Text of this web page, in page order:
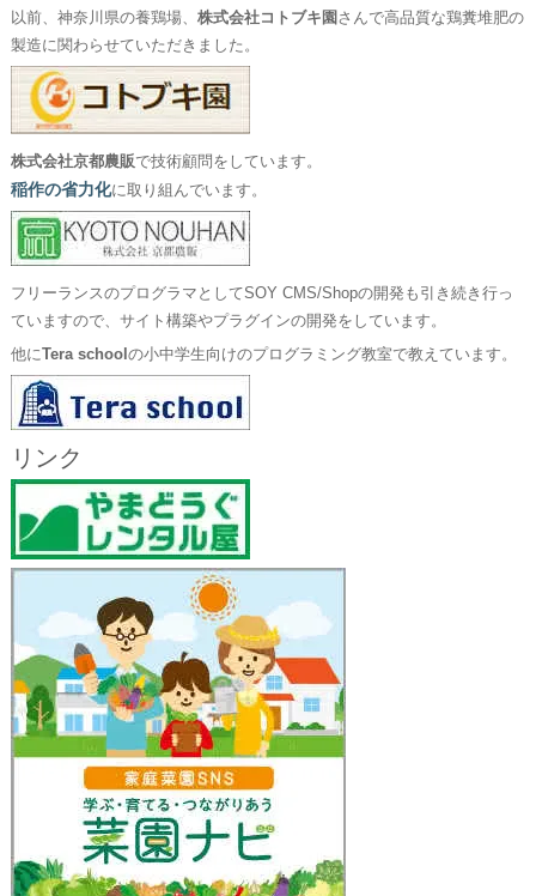
以前、神奈川県の養鶏場、 株式会社コトブキ園 さんで高品質な鶏糞堆肥の
製造に関わらせていただきました。
株式会社京都農販で技術顧問をしています。
稲作の省力化に取り組んでいます。
フリーランスのプログラマとしてSOY CMS/Shopの開発も引き続き行っ
ていますので、サイト構築やプラグインの開発をしています。
他にTera school の小中学生向けのプログラミング教室で教えています。
リンク